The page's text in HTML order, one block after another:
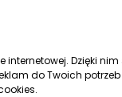
Dzięki
do Twoich